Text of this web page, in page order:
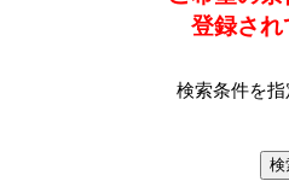
登録され
検索条件を